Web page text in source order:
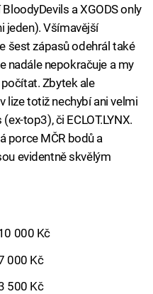
a XGODS only
jeden). Všímavější
šest zápasů odehrál také
nadále nepokračuje a my
Zbytek ale
lize totiž nechybí ani velmi
top3), či ECLOT.LYNX.
porce MČR bodů a
evidentně skvělým
000 Kč
000 Kč
500 Kč